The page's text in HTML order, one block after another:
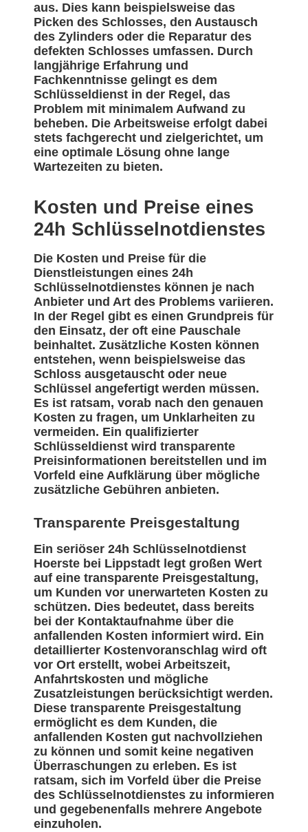
aus. Dies kann beispielsweise das
Picken des Schlosses, den Austausch
des Zylinders oder die Reparatur des
defekten Schlosses umfassen. Durch
langjährige Erfahrung und
Fachkenntnisse gelingt es dem
Schlüsseldienst in der Regel, das
Problem mit minimalem Aufwand zu
beheben. Die Arbeitsweise erfolgt dabei
stets fachgerecht und zielgerichtet, um
eine optimale Lösung ohne lange
Wartezeiten zu bieten.
Kosten und Preise eines
24h Schlüsselnotdienstes
Die Kosten und Preise für die
Dienstleistungen eines 24h
Schlüsselnotdienstes können je nach
Anbieter und Art des Problems variieren.
In der Regel gibt es einen Grundpreis für
den Einsatz, der oft eine Pauschale
beinhaltet. Zusätzliche Kosten können
entstehen, wenn beispielsweise das
Schloss ausgetauscht oder neue
Schlüssel angefertigt werden müssen.
Es ist ratsam, vorab nach den genauen
Kosten zu fragen, um Unklarheiten zu
vermeiden. Ein qualifizierter
Schlüsseldienst wird transparente
Preisinformationen bereitstellen und im
Vorfeld eine Aufklärung über mögliche
zusätzliche Gebühren anbieten.
Transparente Preisgestaltung
Ein seriöser 24h Schlüsselnotdienst
Hoerste bei Lippstadt legt großen Wert
auf eine transparente Preisgestaltung,
um Kunden vor unerwarteten Kosten zu
schützen. Dies bedeutet, dass bereits
bei der Kontaktaufnahme über die
anfallenden Kosten informiert wird. Ein
detaillierter Kostenvoranschlag wird oft
vor Ort erstellt, wobei Arbeitszeit,
Anfahrtskosten und mögliche
Zusatzleistungen berücksichtigt werden.
Diese transparente Preisgestaltung
ermöglicht es dem Kunden, die
anfallenden Kosten gut nachvollziehen
zu können und somit keine negativen
Überraschungen zu erleben. Es ist
ratsam, sich im Vorfeld über die Preise
des Schlüsselnotdienstes zu informieren
und gegebenenfalls mehrere Angebote
einzuholen.